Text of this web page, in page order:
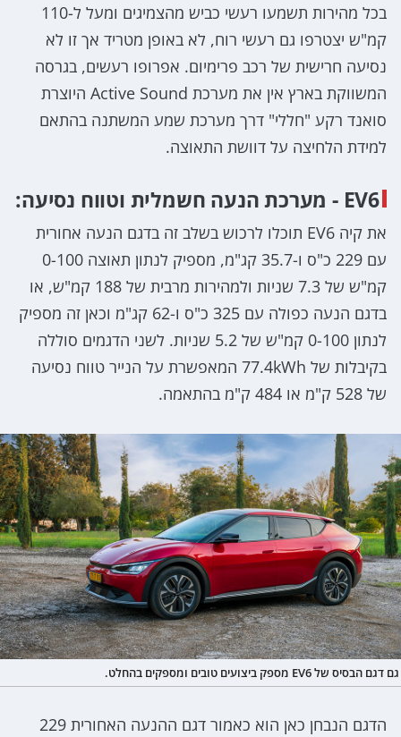
בכל מהירות תשמעו רעשי כביש מהצמיגים ומעל ל-110
קמ"ש יצטרפו גם רעשי רוח, לא באופן מטריד אך זו לא
נסיעה חרישית של רכב פרימיום. אפרופו רעשים, בגרסה
המשווקת בארץ אין את מערכת Active Sound היוצרת
סואנד רקע "חללי" דרך מערכת שמע המשתנה בהתאם
למידת הלחיצה על דוושת התאוצה.
EV6 - מערכת הנעה חשמלית וטווח נסיעה:
את קיה EV6 תוכלו לרכוש בשלב זה בדגם הנעה אחורית
עם 229 כ"ס ו-35.7 קג"מ, מספיק לנתון תאוצה 0-100
קמ"ש של 7.3 שניות ולמהירות מרבית של 188 קמ"ש, או
בדגם הנעה כפולה עם 325 כ"ס ו-62 קג"מ וכאן זה מספיק
לנתון 0-100 קמ"ש של 5.2 שניות. לשני הדגמים סוללה
בקיבלות של 77.4kWh המאפשרת על הנייר טווח נסיעה
של 528 ק"מ או 484 ק"מ בהתאמה.
גם דגם הבסיס של EV6 מספק ביצועים טובים ומספקים בהחלט.
הדגם הנבחן כאן הוא כאמור דגם ההנעה האחורית 229